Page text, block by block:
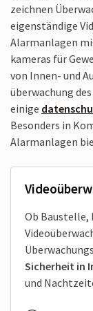
zeichnen
eigenständige
Alarmanlagen
kameras für
von Innen- und
überwachung
einige
Besonders in
Alarmanlagen
Ob Baustelle,
Sicherheit in
und